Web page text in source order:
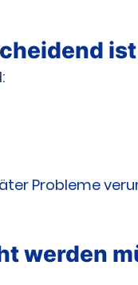
ist
Probleme
werden